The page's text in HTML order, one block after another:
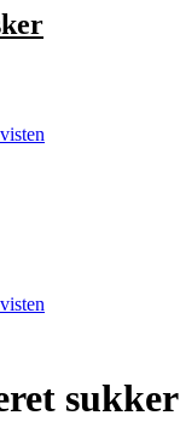
sukker